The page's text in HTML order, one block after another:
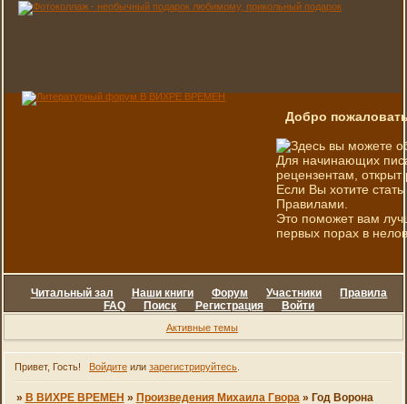
Добро
Здесь вы можете
Для начинающих
рецензентам, открыт
Если Вы хотите
Правилами.
Это поможет вам
первых порах в
Читальный зал Наши книги Форум Участники
Правила
FAQ
Поиск Регистрация Войти
Активные темы
Привет, Гость! Войдитеили зарегистрируйтесь.
» В ВИХРЕ ВРЕМЕН » Произведения Михаила Гвора » Год Ворона